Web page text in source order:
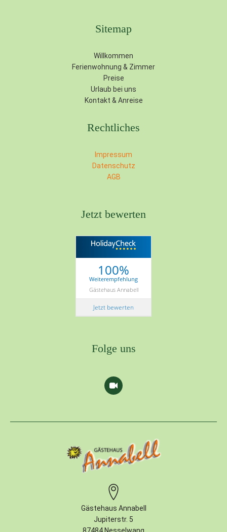
Sitemap
Willkommen
Ferienwohnung & Zimmer
Preise
Urlaub bei uns
Kontakt & Anreise
Rechtliches
Impressum
Datenschutz
AGB
Jetzt bewerten
100%
Weiterempfehlung
Gästehaus Annabell
Jetzt bewerten
Folge uns
Gästehaus Annabell
Jupiterstr. 5
87484 Nesselwang